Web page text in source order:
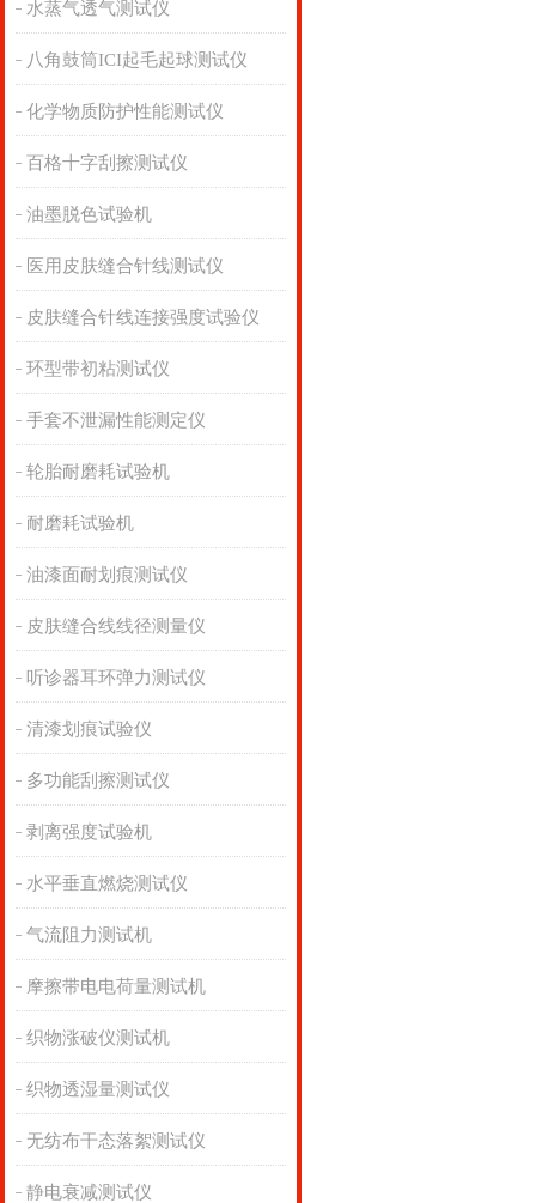
水蒸气透气测试仪
八角鼓筒ICI起毛起球测试仪
化学物质防护性能测试仪
百格十字刮擦测试仪
油墨脱色试验机
医用皮肤缝合针线测试仪
皮肤缝合针线连接强度试验仪
环型带初粘测试仪
手套不泄漏性能测定仪
轮胎耐磨耗试验机
耐磨耗试验机
油漆面耐划痕测试仪
皮肤缝合线线径测量仪
听诊器耳环弹力测试仪
清漆划痕试验仪
多功能刮擦测试仪
剥离强度试验机
水平垂直燃烧测试仪
气流阻力测试机
摩擦带电电荷量测试机
织物涨破仪测试机
织物透湿量测试仪
无纺布干态落絮测试仪
静电衰减测试仪